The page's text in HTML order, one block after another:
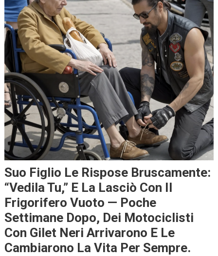
Suo Figlio Le Rispose Bruscamente:
“Vedila Tu,” E La Lasciò Con Il
Frigorifero Vuoto — Poche
Settimane Dopo, Dei Motociclisti
Con Gilet Neri Arrivarono E Le
Cambiarono La Vita Per Sempre.